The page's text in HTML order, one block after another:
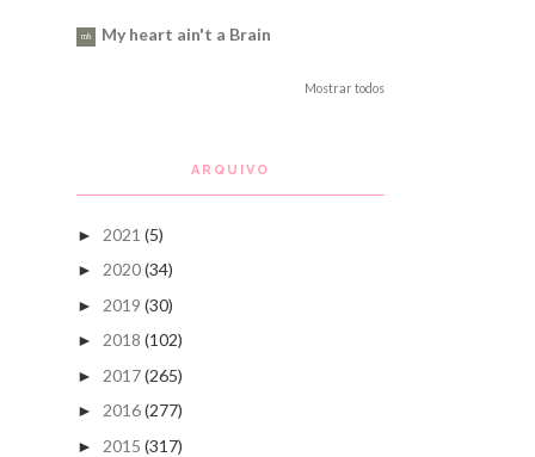
My heart ain't a Brain
Mostrar todos
ARQUIVO
► 2021 (5)
► 2020(34)
► 2019 (30)
► 2018 (102)
► 2017(265)
► 2016(277)
► 2015 (317)